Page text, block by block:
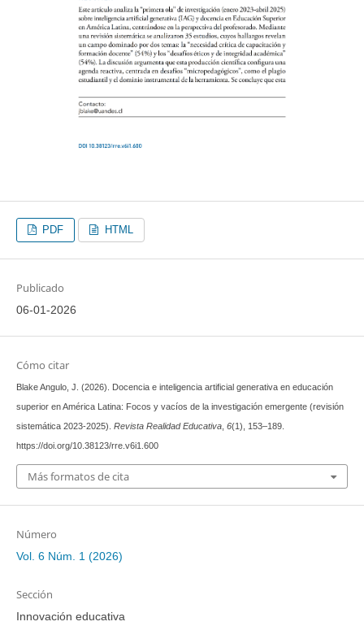
PDF HTML
Publicado
06-01-2026
Cómo citar
Blake Angulo, J. (2026). Docencia e inteligencia artificial generativa en educación
superior en América Latina: Focos y vacíos de la investigación emergente (revisión
sistemática 2023-2025). Revista Realidad Educativa, 6(1), 153–189.
https://doi.org/10.38123/rre.v6i1.600
Más formatos de cita
Número
Vol. 6 Núm. 1 (2026)
Sección
Innovación educativa